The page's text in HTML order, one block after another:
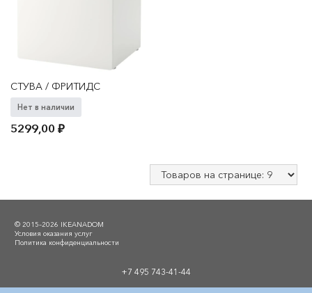
СТУВА / ФРИТИДС
Нет в наличии
5299,00₽
© 2015–2026 IKEANADOM
Условия оказания услуг
Политика конфиденциальности
+7 495 743-41-44